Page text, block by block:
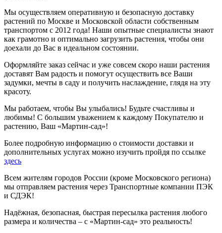
Мы осуществляем оперативную и безопасную доставку
растений по Москве и Московской области собственным
транспортом с 2012 года! Наши опытные специалисты знают
как грамотно и оптимально загрузить растения, чтобы они
доехали до Вас в идеальном состоянии.
Оформляйте заказ сейчас и уже совсем скоро наши растения
доставят Вам радость и помогут осуществить все Ваши
задумки, мечты в саду и получить наслаждение, глядя на эту
красоту.
Мы работаем, чтобы Вы улыбались! Будьте счастливы и
любимы! С большим уважением к каждому Покупателю и
растению, Ваш «Мартин-сад»!
Более подробную информацию о стоимости доставки и
дополнительных услугах можно изучить пройдя по ссылке
здесь
Всем жителям городов России (кроме Московского региона)
мы отправляем растения через Транспортные компании ПЭК
и СДЭК!
Надёжная, безопасная, быстрая пересылка растения любого
размера и количества – с «Мартин-сад» это реальность!